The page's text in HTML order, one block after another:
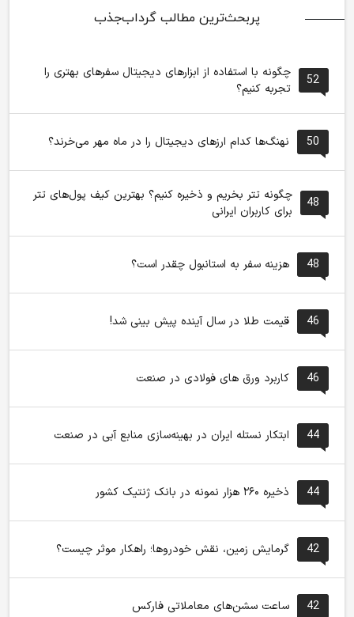
پربحث‌ترین مطالب گرداب‌جذب
52
چگونه با استفاده از ابزارهای دیجیتال سفرهای بهتری را
تجربه کنیم؟
50 نهنگ‌ها کدام ارزهای دیجیتال را در ماه مهر می‌خرند؟
48
چگونه تتر بخریم و ذخیره کنیم؟ بهترین کیف پول‌های تتر
برای کاربران ایرانی
48 هزینه سفر به استانبول چقدر است؟
46 قیمت طلا در سال آینده پیش بینی شد!
46 کاربرد ورق های فولادی در صنعت
44 ابتکار نستله ایران در بهینه‌سازی منابع آبی در صنعت
44 ذخیره ۲۶۰ هزار نمونه در بانک ژنتیک کشور
42 گرمایش زمین، نقش خودروها؛ راهکار موثر چیست؟
42 ساعت سشن‌های معاملاتی فارکس